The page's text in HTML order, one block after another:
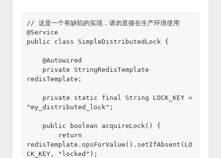
// 这是一个有缺陷的实现，请勿直接在生产环境使用
@Service
public class SimpleDistributedLock {
    @Autowired
redisTemplate;
"my_distributed_lock";
redisTemplate.opsForValue().setIfAbsent(LO
CK_KEY, "locked");